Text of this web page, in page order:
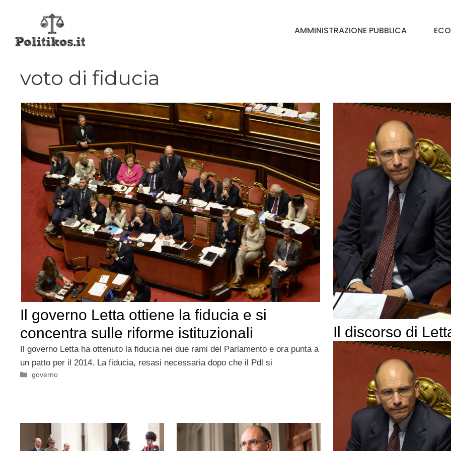
AMMINISTRAZIONE PUBBLICA
voto di fiducia
Il governo Letta ottiene la fiducia e si
concentra sulle riforme istituzionali
Il governo Letta ha ottenuto la fiducia nei due rami del Parlamento e ora punta a
un patto per il 2014. La fiducia, resasi necessaria dopo che il Pdl si
Categorie
governo
Il discorso di